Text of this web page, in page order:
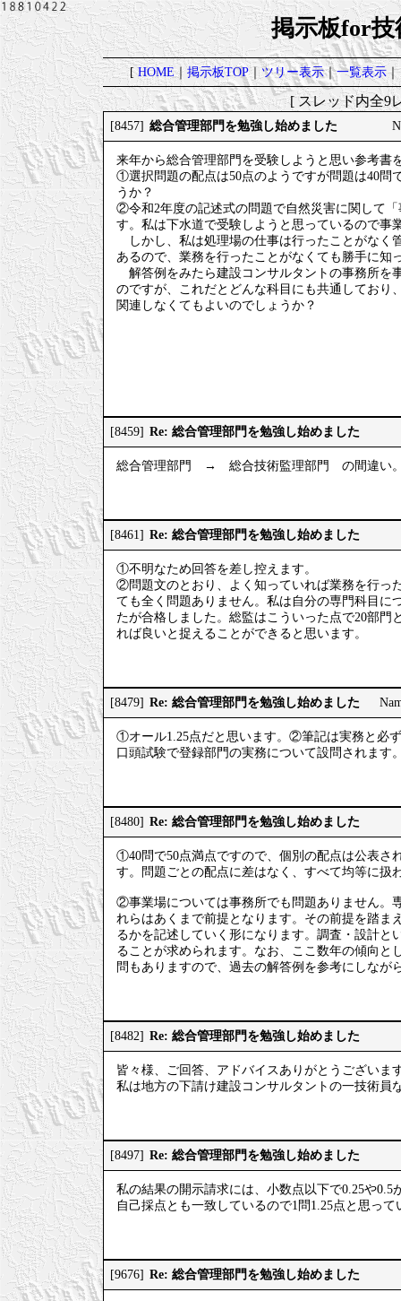
掲示板for技
[HOME｜掲示板TOP｜ツリー表示｜一覧表示｜
[ スレッド内全
[8457] 総合管理部門を勉強し始めました
来年から総合管理部門を受験しようと思い参考書
①選択問題の配点は50点のようですが問題は40問
うか？
②令和2年度の記述式の問題で自然災害に関して
す。私は下水道で受験しようと思っているので事
しかし、私は処理場の仕事は行ったことがなく
あるので、業務を行ったことがなくても勝手に知
解答例をみたら建設コンサルタントの事務所を
のですが、これだとどんな科目にも共通しており
関連しなくてもよいのでしょうか？
[8459] Re: 総合管理部門を勉強し始めました
総合管理部門 → 総合技術監理部門 の間違い
[8461] Re: 総合管理部門を勉強し始めました
①不明なため回答を差し控えます。
②問題文のとおり、よく知っていれば業務を行っ
ても全く問題ありません。私は自分の専門科目に
たが合格しました。総監はこういった点で20部
れば良いと捉えることができると思います。
[8479] Re: 総合管理部門を勉強し始めました
①オール1.25点だと思います。②筆記は実務と必
口頭試験で登録部門の実務について設問されます
[8480] Re: 総合管理部門を勉強し始めました
①40問で50点満点ですので、個別の配点は公表さ
す。問題ごとの配点に差はなく、すべて均等に扱
②事業場については事務所でも問題ありません。
れらはあくまで前提となります。その前提を踏ま
るかを記述していく形になります。調査・設計
ることが求められます。なお、ここ数年の傾向
問もありますので、過去の解答例を参考にしなが
[8482] Re: 総合管理部門を勉強し始めました
皆々様、ご回答、アドバイスありがとうございま
私は地方の下請け建設コンサルタントの一技術員
[8497] Re: 総合管理部門を勉強し始めました
私の結果の開示請求には、小数点以下で0.25や0.5
自己採点とも一致しているので1問1.25点と思って
[9676] Re: 総合管理部門を勉強し始めました